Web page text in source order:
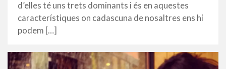
d’elles té uns trets dominants i és en aquestes
característiques on cadascuna de nosaltres ens hi
podem […]